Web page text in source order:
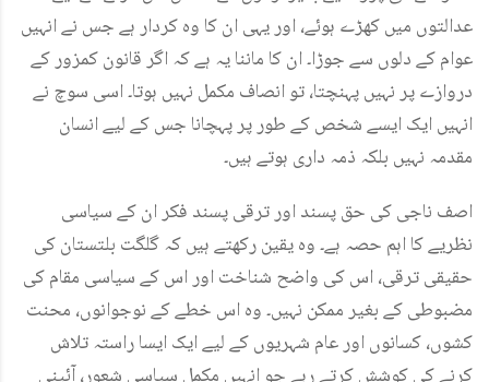
عدالتوں میں کھڑے ہوئے، اور یہی ان کا وہ کردار ہے جس نے انہیں
عوام کے دلوں سے جوڑا۔ ان کا ماننا یہ ہے کہ اگر قانون کمزور کے
دروازے پر نہیں پہنچتا، تو انصاف مکمل نہیں ہوتا۔ اسی سوچ نے
انہیں ایک ایسے شخص کے طور پر پہچانا جس کے لیے انسان
مقدمہ نہیں بلکہ ذمہ داری ہوتے ہیں۔
اصف ناجی کی حق پسند اور ترقی پسند فکر ان کے سیاسی
نظریے کا اہم حصہ ہے۔ وہ یقین رکھتے ہیں کہ گلگت بلتستان کی
حقیقی ترقی، اس کی واضح شناخت اور اس کے سیاسی مقام کی
مضبوطی کے بغیر ممکن نہیں۔ وہ اس خطے کے نوجوانوں، محنت
کشوں، کسانوں اور عام شہریوں کے لیے ایک ایسا راستہ تلاش